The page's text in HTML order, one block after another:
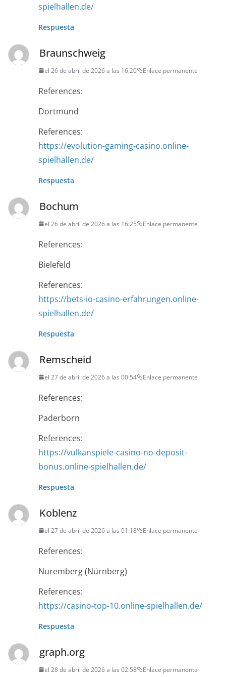
spielhallen.de/
Respuesta
Braunschweig
el 26 de abril de 2026 a las 16:20 Enlace permanente
References:
Dortmund
References:
https://evolution-gaming-casino.online-
spielhallen.de/
Respuesta
Bochum
el 26 de abril de 2026 a las 16:25 Enlace permanente
References:
Bielefeld
References:
https://bets-io-casino-erfahrungen.online-
spielhallen.de/
Respuesta
Remscheid
el 27 de abril de 2026 a las 00:54 Enlace permanente
References:
Paderborn
References:
https://vulkanspiele-casino-no-deposit-
bonus.online-spielhallen.de/
Respuesta
Koblenz
el 27 de abril de 2026 a las 01:18 Enlace permanente
References:
Nuremberg (Nürnberg)
References:
https://casino-top-10.online-spielhallen.de/
Respuesta
graph.org
el 28 de abril de 2026 a las 02:58 Enlace permanente